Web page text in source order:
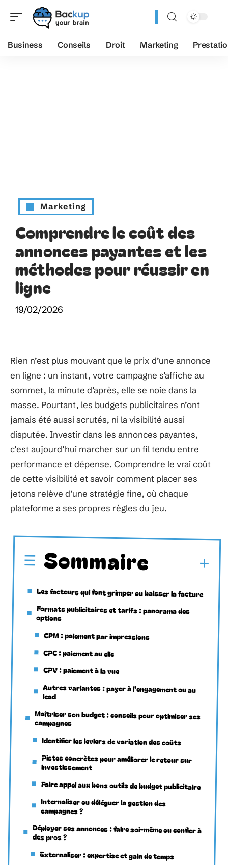
Business Conseils Droit Marketing
Marketing
Comprendre le coût des
annonces payantes et les
méthodes pour réussir en
ligne
19/02/2026
Rien n’est plus mouvant que le prix d’une annonce
en ligne : un instant, votre campagne s’affiche au
sommet, la minute d’après, elle se noie dans la
masse. Pourtant, les budgets publicitaires n’ont
jamais été aussi scrutés, ni la visibilité aussi
disputée. Investir dans les annonces payantes,
c’est aujourd’hui marcher sur un fil tendu entre
performance et dépense. Comprendre le vrai coût
de cette visibilité et savoir comment placer ses
jetons relève d’une stratégie fine, où chaque
plateforme a ses propres règles du jeu.
Sommaire
Les facteurs qui font grimper ou baisser la facture
Formats publicitaires et tarifs : panorama des
options
CPM : paiement par impressions
CPC : paiement au clic
CPV : paiement à la vue
Autres variantes : payer à l’engagement ou au
lead
Maîtriser son budget : conseils pour optimiser ses
campagnes
Identifier les leviers de variation des coûts
Pistes concrètes pour améliorer le retour sur
investissement
Faire appel aux bons outils de budget publicitaire
Internaliser ou déléguer la gestion des
campagnes ?
Déployer ses annonces : faire soi-même ou confier à
des pros ?
Externaliser : expertise et gain de temps